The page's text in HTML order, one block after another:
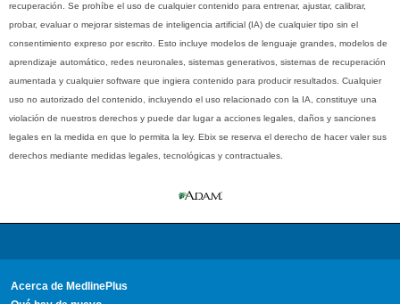
recuperación. Se prohíbe el uso de cualquier contenido para entrenar, ajustar, calibrar,
probar, evaluar o mejorar sistemas de inteligencia artificial (IA) de cualquier tipo sin el
consentimiento expreso por escrito. Esto incluye modelos de lenguaje grandes, modelos de
aprendizaje automático, redes neuronales, sistemas generativos, sistemas de recuperación
aumentada y cualquier software que ingiera contenido para producir resultados. Cualquier
uso no autorizado del contenido, incluyendo el uso relacionado con la IA, constituye una
violación de nuestros derechos y puede dar lugar a acciones legales, daños y sanciones
legales en la medida en que lo permita la ley. Ebix se reserva el derecho de hacer valer sus
derechos mediante medidas legales, tecnológicas y contractuales.
Acerca de MedlinePlus